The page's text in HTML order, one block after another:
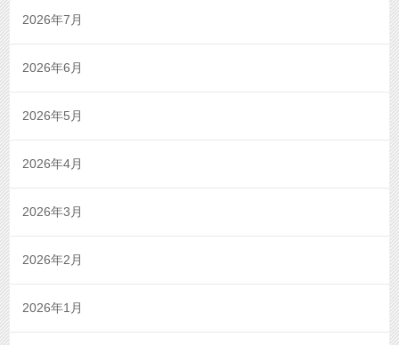
2026年7月
2026年6月
2026年5月
2026年4月
2026年3月
2026年2月
2026年1月